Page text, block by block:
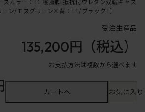
スカラー：T1 樹脂脚 抵抗付ウレタン双輪キャス
ン/モスグリーン×背：T1/ブラックT］
受注生産品
135,200円 （税込）
お支払方法は複数から選べます
カートへ お気に入